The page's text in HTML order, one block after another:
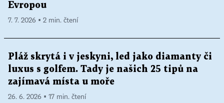
Evropou
7. 7. 2026 ▪ 2 min. čtení
Pláž skrytá i v jeskyni, led jako diamanty či
luxus s golfem. Tady je našich 25 tipů na
zajímavá místa u moře
26. 6. 2026 ▪ 17 min. čtení